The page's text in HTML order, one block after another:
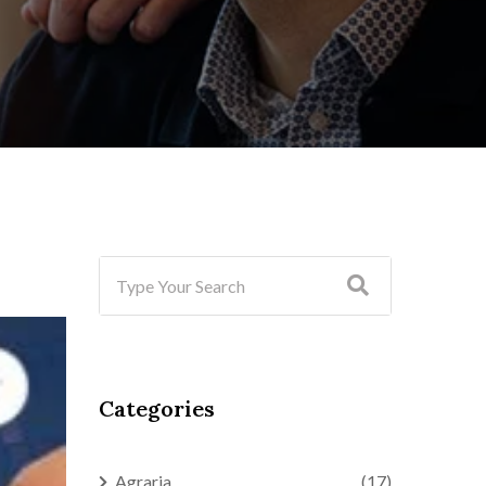
Categories
Agraria (17)